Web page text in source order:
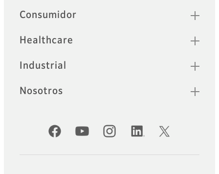
Sitemap
Consumidor
Healthcare
Industrial
Nosotros
Cuentas oficiales de redes sociales